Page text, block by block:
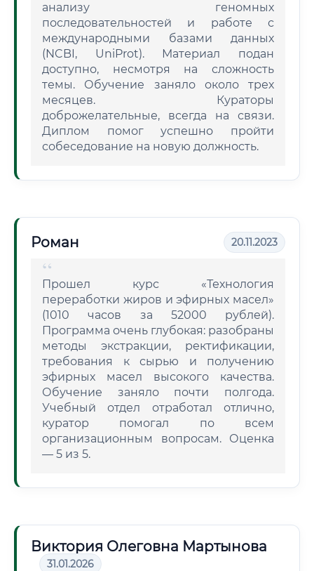
анализу геномных
последовательностей и работе с
международными базами данных
(NCBI, UniProt). Материал подан
доступно, несмотря на сложность
темы. Обучение заняло около трех
месяцев. Кураторы
доброжелательные, всегда на связи.
Диплом помог успешно пройти
собеседование на новую должность.
Роман 20.11.2023
Прошел курс «Технология
переработки жиров и эфирных масел»
(1010 часов за 52000 рублей).
Программа очень глубокая: разобраны
методы экстракции, ректификации,
требования к сырью и получению
эфирных масел высокого качества.
Обучение заняло почти полгода.
Учебный отдел отработал отлично,
куратор помогал по всем
организационным вопросам. Оценка
— 5 из 5.
Виктория Олеговна Мартынова
31.01.2026